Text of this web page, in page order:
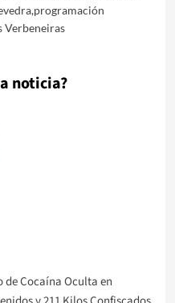
,programación
Verbeneiras
noticia?
Cocaína Oculta en